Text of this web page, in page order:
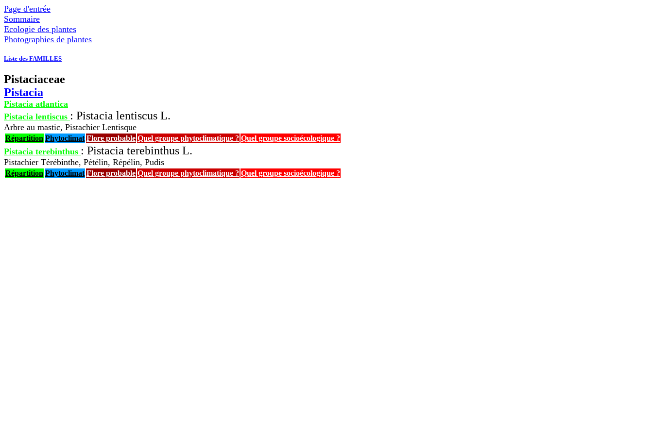
Page d'entrée
Sommaire
Ecologie des plantes
Photographies de plantes
Liste des FAMILLES
Pistaciaceae
Pistacia
Pistacia atlantica
Pistacia lentiscus : Pistacia lentiscus L.
Arbre au mastic, Pistachier Lentisque
Répartition Phytoclimat Flore probable Quel groupe phytoclimatique ? Quel groupe socioécologique ?
Pistacia terebinthus : Pistacia terebinthus L.
Pistachier Térébinthe, Pétélin, Répélin, Pudis
Répartition Phytoclimat Flore probable Quel groupe phytoclimatique ? Quel groupe socioécologique ?